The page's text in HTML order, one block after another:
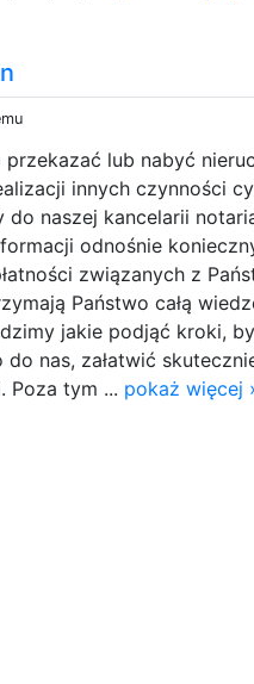
lub nabyć
innych czynności
do naszej kancelarii
odnośnie
związanych z
Państwo całą
jakie podjąć kroki,
nas, załatwić
Poza tym ... pokaż więcej